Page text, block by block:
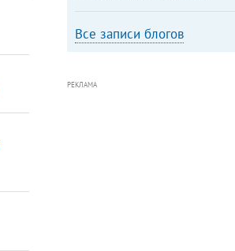
Все записи блогов
РЕКЛАМА